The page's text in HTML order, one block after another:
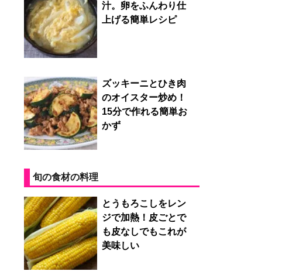
汁。卵をふんわり仕
上げる簡単レシピ
ズッキーニとひき肉
のオイスター炒め！
15分で作れる簡単お
かず
旬の食材の料理
とうもろこしをレン
ジで加熱！皮ごとで
も皮なしでもこれが
美味しい